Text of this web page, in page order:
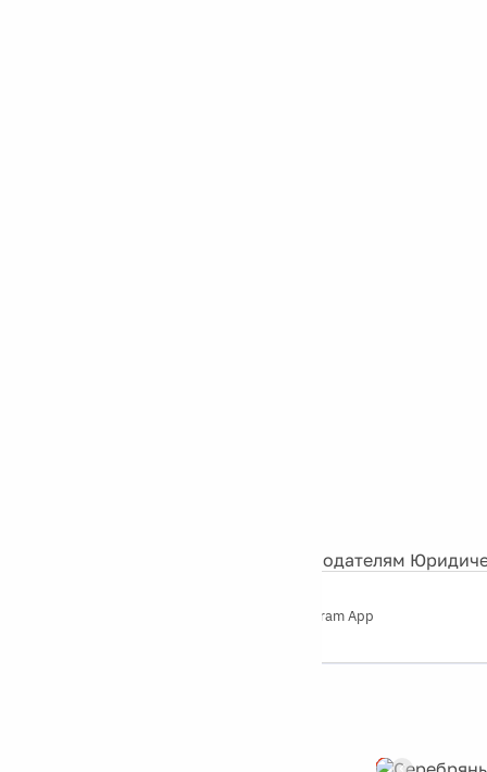
Рекламодателям
Telegram App